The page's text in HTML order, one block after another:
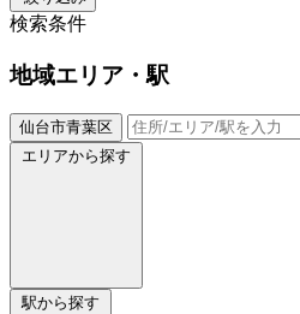
検索条件
地域エリア・駅
仙台市青葉区
エリアから探す
駅から探す